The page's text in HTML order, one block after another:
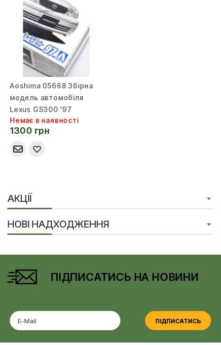
Aoshima 05668 Збірна
модель автомобіля
Lexus GS300 '97
Немає в наявності
1300 грн
АКЦІЇ
НОВІ НАДХОДЖЕННЯ
ПІДПИСАТИСЬ НА НОВИНИ
ПІДПИСАТИСЬ